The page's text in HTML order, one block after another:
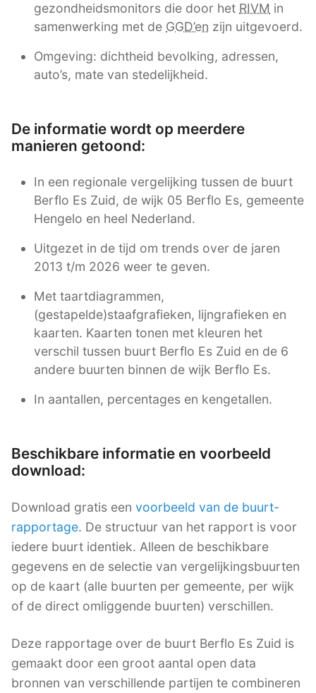
gezondheidsmonitors die door het RIVM in
samenwerking met de GGD’en zijn uitgevoerd.
Omgeving: dichtheid bevolking, adressen,
auto’s, mate van stedelijkheid.
De informatie wordt op meerdere
manieren getoond:
In een regionale vergelijking tussen de buurt
Berflo Es Zuid, de wijk 05 Berflo Es, gemeente
Hengelo en heel Nederland.
Uitgezet in de tijd om trends over de jaren
2013 t/m 2026 weer te geven.
Met taartdiagrammen,
(gestapelde)staafgrafieken, lijngrafieken en
kaarten. Kaarten tonen met kleuren het
verschil tussen buurt Berflo Es Zuid en de 6
andere buurten binnen de wijk Berflo Es.
In aantallen, percentages en kengetallen.
Beschikbare informatie en voorbeeld
download:
Download gratis een voorbeeld van de buurt-
rapportage. De structuur van het rapport is voor
iedere buurt identiek. Alleen de beschikbare
gegevens en de selectie van vergelijkingsbuurten
op de kaart (alle buurten per gemeente, per wijk
of de direct omliggende buurten) verschillen.
Deze rapportage over de buurt Berflo Es Zuid is
gemaakt door een groot aantal open data
bronnen van verschillende partijen te combineren